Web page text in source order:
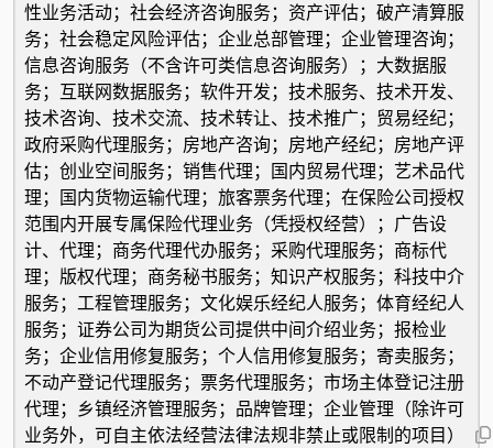
性业务活动；社会经济咨询服务；资产评估；破产清算服
务；社会稳定风险评估；企业总部管理；企业管理咨询；
信息咨询服务（不含许可类信息咨询服务）；大数据服
务；互联网数据服务；软件开发；技术服务、技术开发、
技术咨询、技术交流、技术转让、技术推广；贸易经纪；
政府采购代理服务；房地产咨询；房地产经纪；房地产评
估；创业空间服务；销售代理；国内贸易代理；艺术品代
理；国内货物运输代理；旅客票务代理；在保险公司授权
范围内开展专属保险代理业务（凭授权经营）；广告设
计、代理；商务代理代办服务；采购代理服务；商标代
理；版权代理；商务秘书服务；知识产权服务；科技中介
服务；工程管理服务；文化娱乐经纪人服务；体育经纪人
服务；证券公司为期货公司提供中间介绍业务；报检业
务；企业信用修复服务；个人信用修复服务；寄卖服务；
不动产登记代理服务；票务代理服务；市场主体登记注册
代理；乡镇经济管理服务；品牌管理；企业管理（除许可
业务外，可自主依法经营法律法规非禁止或限制的项目）